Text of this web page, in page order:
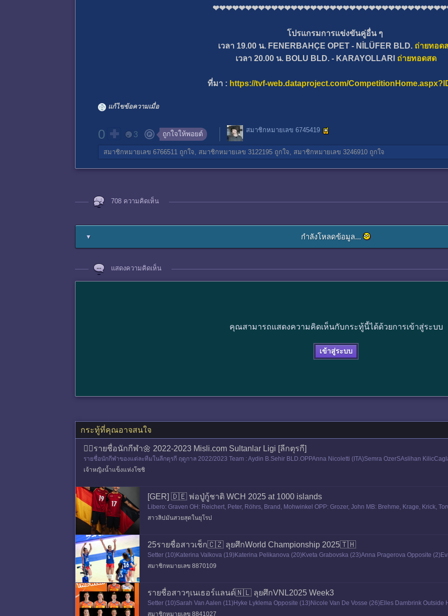
โปรแกรมการแข่งขันคู่อื่น ๆ
เวลา 19.00 น. FENERBAHÇE OPET - NİLÜFER BLD. ถ่ายทอด
เวลา 20.00 น. BOLU BLD. - KARAYOLLARI ถ่ายทอดสด
ที่มา : https://tvf-web.dataproject.com/
แก้ไขข้อความเมื่อ
0 3 ถูกใจให้พอยต์ สมาชิกหมายเลข 6745419
สมาชิกหมายเลข 6766511 ถูกใจ, สมาชิกหมายเลข 3122195 ถูกใจ, สมาชิกหมายเลข 3246910 ถูกใจ
708 ความคิดเห็น
▼ กำลังโหลดข้อมูล...
แสดงความคิดเห็น
คุณสามารถแสดงความคิดเห็นกับกระทู้นี้ได้ด้วยการเข้าสู่ระบบ
เข้าสู่ระบบ
กระทู้ที่คุณอาจสนใจ
🤹‍♀️รายชื่อนักกีฬา🌼 2022-2023 Misli.com Sultanlar Ligi [ลีกตุรกี]
รายชื่อนักกีฬาของแต่ละทีมในลีกตุรกี ฤดูกาล 2022/2023 Team : Aydin B.Sehir BLD.OPPAnna Nicoletti (ITA)Semra OzerSAslihan
r Cet
เจ้าหญิงน้ำแข็งแห่งโซชิ
[GER] 🇩🇪 พ่อปู่กู้ชาติ WCH 2025 at 1000 islands
Libero: Graven OH: Reichert, Peter, Röhrs, Brand, Mohwinkel OPP: Grozer, John MB: Brehme, Krage, Krick,
me เท: Weber เรียกเข้าแคมป์ ละฮ
สาวลิปมันสวยสุดในยุโรป
25รายชื่อสาวเช็ก🇨🇿 ลุยศึกWorld Championship 2025🇹🇭
Setter (10)Katerina Valkova (19)Katerina Pelikanova (20)Kveta Grabovska (23)Anna Pragerova Opposite
cuska (29)Jana Fixova Outside Hitter (5)Eva Svobo
สมาชิกหมายเลข 8870109
รายชื่อสาวๆเนเธอร์แลนด์🇳🇱 ลุยศึกVNL2025 Week3
Setter (10)Sarah Van Aalen (11)Hyke Lyklema Opposite (13)Nicole Van De Vosse (26)Elles Dambrink
8)Jette Kuipers (30)Laura Jansen Middle
สมาชิกหมายเลข 8841027